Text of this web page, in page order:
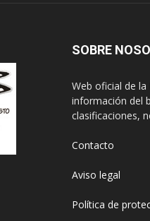
SOBRE
Web oficial de
información del
clasificaciones,
Contacto
Aviso legal
Política de